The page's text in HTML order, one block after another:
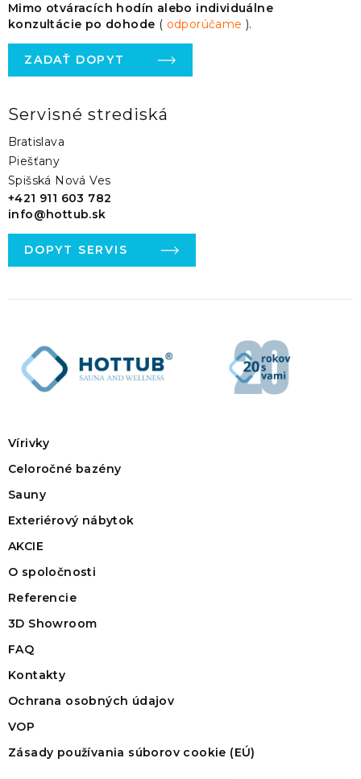
Mimo otváracích hodín alebo individuálne
konzultácie po dohode ( odporúčame).
ZADAŤ DOPYT
Servisné strediská
Bratislava
Piešťany
Spišská Nová Ves
+421 911 603 782
info@hottub.sk
DOPYT SERVIS
Vírivky
Celoročné bazény
Sauny
Exteriérový nábytok
AKCIE
O spoločnosti
Referencie
3D Showroom
FAQ
Kontakty
Ochrana osobných údajov
VOP
Zásady používania súborov cookie (EÚ)